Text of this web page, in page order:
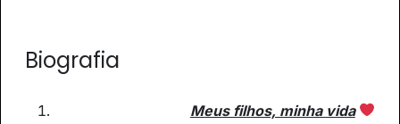
Biografia
Meus filhos, minha vida